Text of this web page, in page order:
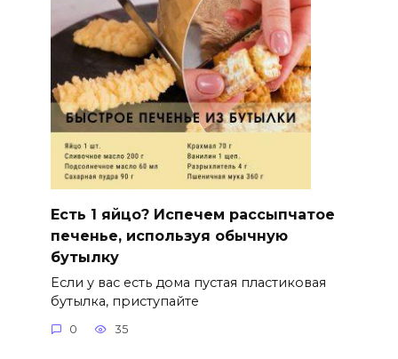
Есть 1 яйцо? Испечем рассыпчатое
печенье, используя обычную
бутылку
Если у вас есть дома пустая пластиковая
бутылка, приступайте
0 35